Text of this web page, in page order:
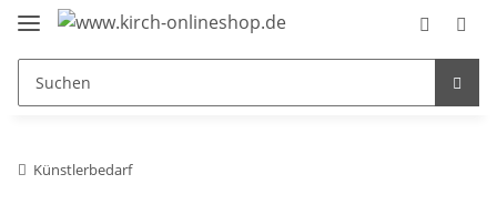
Künstlerbedarf